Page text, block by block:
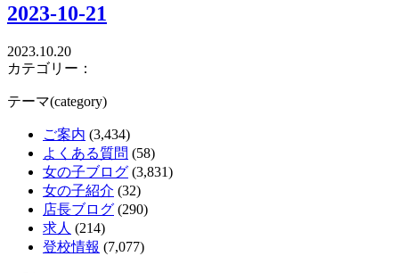
2023-10-21
2023.10.20
カテゴリー：
テーマ(category)
ご案内 (3,434)
よくある質問 (58)
女の子ブログ (3,831)
女の子紹介 (32)
店長ブログ (290)
求人 (214)
登校情報 (7,077)